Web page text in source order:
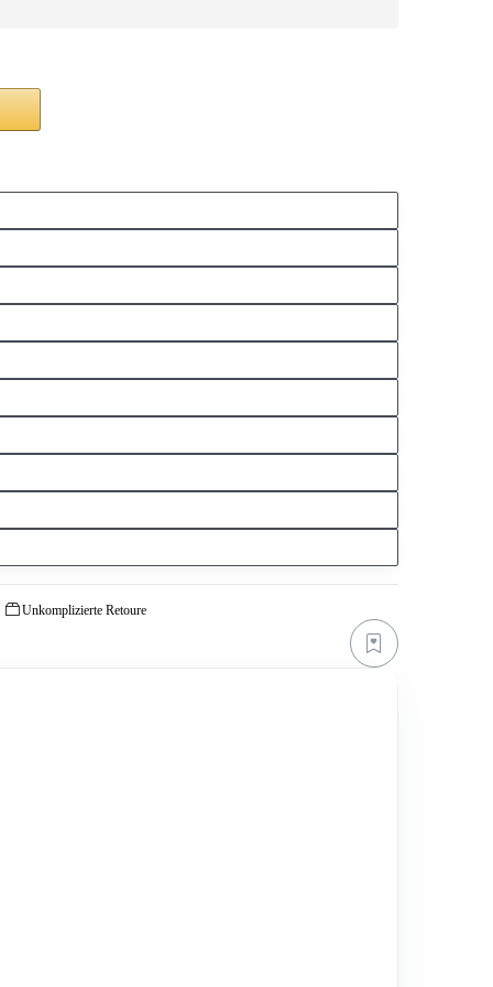
Unkomplizierte Retoure